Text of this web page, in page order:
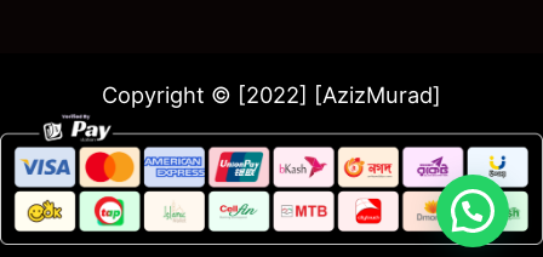
Copyright © [2022] [AzizMurad]